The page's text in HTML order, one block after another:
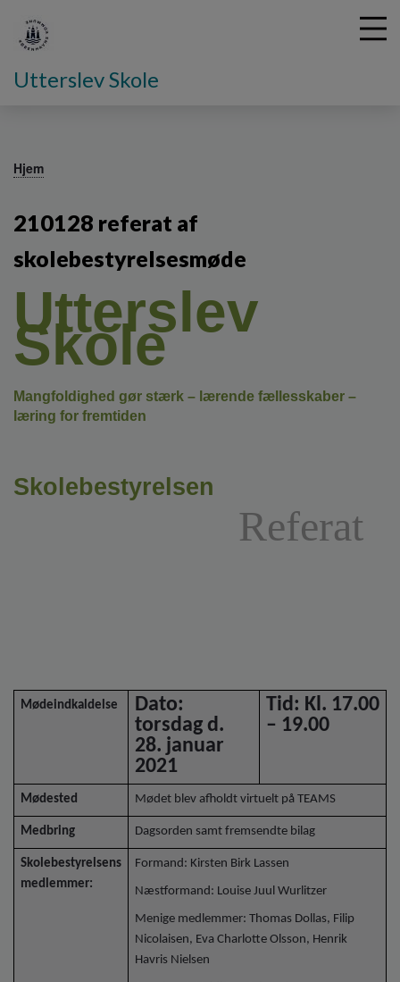
Utterslev Skole
Hjem
210128 referat af
skolebestyrelsesmøde
Utterslev
Skole
Mangfoldighed gør stærk – lærende fællesskaber –
læring for fremtiden
Skolebestyrelsen
Referat
Mødeindkaldelse
Dato:
torsdag d.
28. januar
2021
Tid: Kl. 17.00
– 19.00
Mødested Mødet blev afholdt virtuelt på TEAMS
Medbring Dagsorden samt fremsendte bilag
Skolebestyrelsens
medlemmer:
Formand: Kirsten Birk Lassen
Næstformand: Louise Juul Wurlitzer
Menige medlemmer: Thomas Dollas, Filip
Nicolaisen, Eva Charlotte Olsson, Henrik
Havris Nielsen